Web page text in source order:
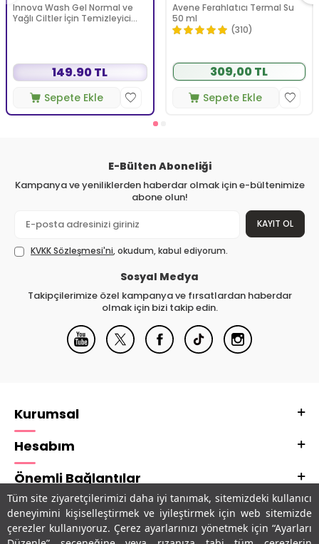
Tüm site ziyaretçilerimizi daha iyi tanımak, sitemizdeki kullanıcı
deneyimini kişiselleştirmek ve iyileştirmek için web sitemizde
çerezler kullanıyoruz. Çerez ayarlarınızı yönetmek için “Ayarları
Innova Wash Gel Normal ve
Yağlı Ciltler İçin Temizleyici
149.90 TL
Sepete Ekle
Avene Ferahlatıcı Termal Su
50 ml
(310)
309,00 TL
Sepete Ekle
E-Bülten Aboneliği
Kampanya ve yeniliklerden haberdar olmak için e-bültenimize
abone olun!
KAYIT OL
KVKK Sözleşmesi'ni, okudum, kabul ediyorum.
Sosyal Medya
Takipçilerimize özel kampanya ve fırsatlardan haberdar
olmak için bizi takip edin.
Kurumsal
Hesabım
Önemli Bağlantılar
Adres & İletişim